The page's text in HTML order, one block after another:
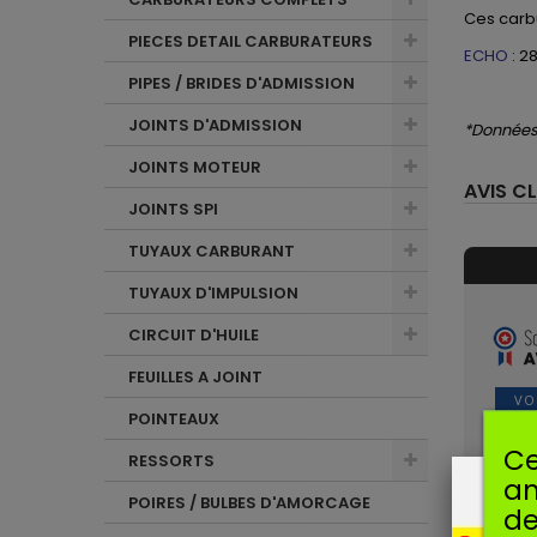
PIECES DETAIL CARBURATEURS
PIPES / BRIDES D'ADMISSION
JOINTS D'ADMISSION
JOINTS MOTEUR
JOINTS SPI
TUYAUX CARBURANT
TUYAUX D'IMPULSION
CIRCUIT D'HUILE
FEUILLES A JOINT
POINTEAUX
RESSORTS
POIRES / BULBES D'AMORCAGE
Ces
ECHO :
AVIS